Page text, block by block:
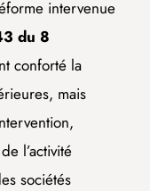
intervenue
du 8
conforté la
mais
l’activité
sociétés